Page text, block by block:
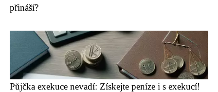
přináší?
Půjčka exekuce nevadí: Získejte peníze i s exekucí!